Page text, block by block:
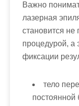
Важно
лазерная
становится не
процедурой, а
фиксации
тело
постоянной